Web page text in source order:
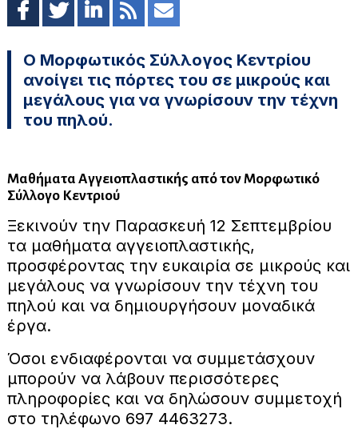
Ο Μορφωτικός Σύλλογος Κεντρίου
ανοίγει τις πόρτες του σε μικρούς και
μεγάλους για να γνωρίσουν την τέχνη
του πηλού.
Μαθήματα Αγγειοπλαστικής από τον Μορφωτικό
Σύλλογο Κεντριού
Ξεκινούν την Παρασκευή 12 Σεπτεμβρίου
τα μαθήματα αγγειοπλαστικής,
προσφέροντας την ευκαιρία σε μικρούς και
μεγάλους να γνωρίσουν την τέχνη του
πηλού και να δημιουργήσουν μοναδικά
έργα.
Όσοι ενδιαφέρονται να συμμετάσχουν
μπορούν να λάβουν περισσότερες
πληροφορίες και να δηλώσουν συμμετοχή
στο τηλέφωνο 697 4463273.